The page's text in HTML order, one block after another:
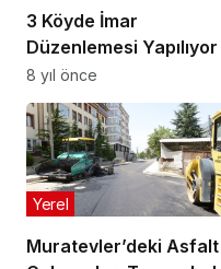
3 Köyde İmar
Düzenlemesi Yapılıyor
8 yıl önce
Muratevler’deki Asfalt
Yerel